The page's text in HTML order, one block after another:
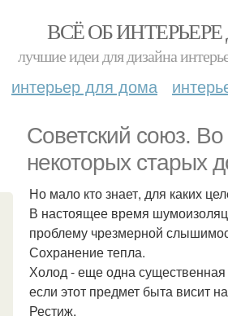
ВСЁ ОБ
лучшие идеи для дизайна
интерьер для дома
Советский союз.
некоторых старых
Но мало кто знает, для каких
В настоящее время
проблему чрезмерной
Сохранение тепла.
Холод - еще одна
если этот предмет быта висит
Рестиж.